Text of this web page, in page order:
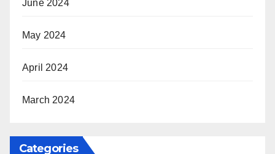
June 2024
May 2024
April 2024
March 2024
Categories